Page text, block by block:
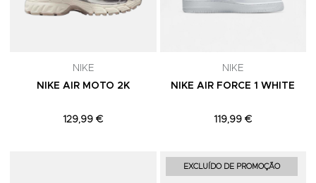
NIKE
NIKE AIR MOTO 2K
129,99 €
NIKE
NIKE AIR FORCE 1 WHITE
119,99 €
Adicionar aos Favoritos
EXCLUÍDO DE PROMOÇÃO